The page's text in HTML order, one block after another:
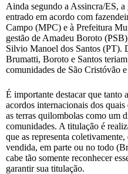
Ainda segundo a Assincra/ES,
entrado em acordo com
Campo (MPC) e à Prefeitura
gestão de Amadeu Boroto
Silvio Manoel dos Santos (PT).
Brumatti, Boroto e Santos
comunidades de São Cristóvão
É importante destacar que tanto
acordos internacionais dos
as terras quilombolas como um
comunidades. A titulação é
que as representa
vendida, em parte ou no todo
cabe tão somente reconhecer
garantir sua titulação.